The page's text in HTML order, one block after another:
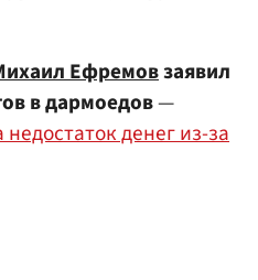
Ефремовзаявил
в дармоедов—
денег из-за